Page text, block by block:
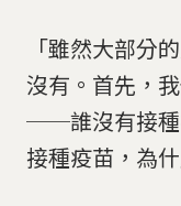
「雖然大部分
沒有。首先，
──誰沒有接種
接種疫苗，為